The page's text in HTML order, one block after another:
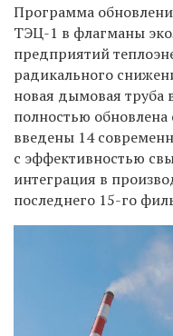
Программа
ТЭЦ-1 в флагманы
предприятий
радикального
новая дымовая труба
полностью обновлена
введены 14
с эффективностью
интеграция в
последнего 15-го